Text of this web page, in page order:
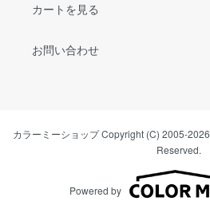
カートを見る
お問い合わせ
カラーミーショップCopyright (C) 2005-2026
Reserved.
Powered by